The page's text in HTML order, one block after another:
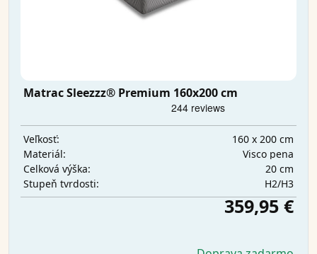
Matrac Sleezzz® Premium 160x200 cm
Veľkosť:
160 x 200 cm
Materiál:
Visco pena
Celková výška:
20 cm
Stupeň tvrdosti:
H2/H3
359,95 €